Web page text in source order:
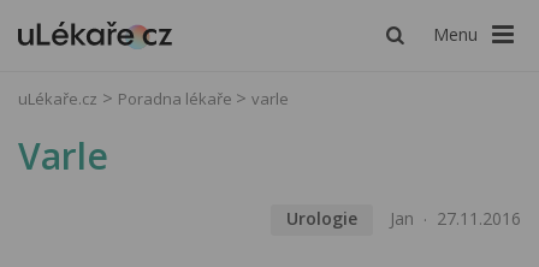
Menu
uLékaře.cz Poradna lékaře varle
Varle
Urologie Jan 27.11.2016